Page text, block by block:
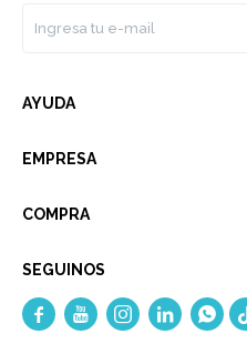
AYUDA
EMPRESA
COMPRA
SEGUINOS
    